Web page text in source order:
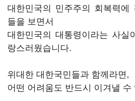
대한민국의 민주주의 회복력에
들을 보면서
대한민국의 대통령이라는 사실
랑스러웠습니다.
위대한 대한국민들과 함께라면,
어떤 어려움도 반드시 이겨낼 수